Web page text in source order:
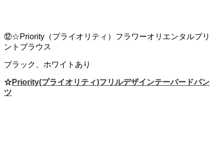
⑫☆Priority（プライオリティ）フラワーオリエンタルプリ
ントブラウス
ブラック、ホワイトあり
☆Priority(プライオリティ)フリルデザインテーパードパン
ツ